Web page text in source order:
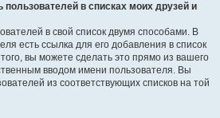
пользователей в списках моих друзей и
в свой список двумя способами. В
есть ссылка для его добавления в список
вы можете сделать это прямо из вашего
вводом имени пользователя. Вы
из соответствующих списков на той